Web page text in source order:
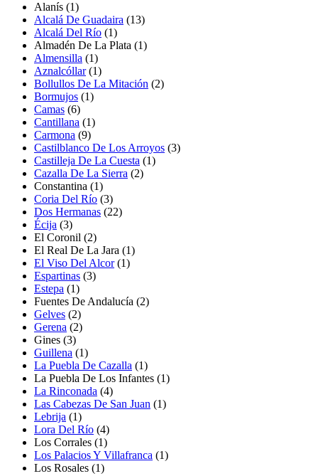
Alanís (1)
Alcalá De Guadaira (13)
Alcalá Del Río (1)
Almadén De La Plata (1)
Almensilla (1)
Aznalcóllar(1)
Bollullos De La Mitación (2)
Bormujos (1)
Camas (6)
Cantillana (1)
Carmona (9)
Castilblanco De Los Arroyos (3)
Castilleja De La Cuesta (1)
Cazalla De La Sierra (2)
Constantina (1)
Coria Del Río (3)
Dos Hermanas (22)
Écija (3)
El Coronil (2)
El Real De La Jara (1)
El Viso Del Alcor(1)
Espartinas (3)
Estepa (1)
Fuentes De Andalucía (2)
Gelves (2)
Gerena (2)
Gines (3)
Guillena (1)
La Puebla De Cazalla (1)
La Puebla De Los Infantes (1)
La Rinconada (4)
Las Cabezas De San Juan (1)
Lebrija (1)
Lora Del Río (4)
Los Corrales (1)
Los Palacios Y Villafranca (1)
Los Rosales (1)